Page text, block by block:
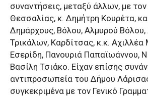
συναντήσεις, μεταξύ άλλων, με
Θεσσαλίας, κ. Δημήτρη Κουρέτα,
Δημάρχους, Βόλου, Αλμυρού Βόλου,
Τρικάλων, Καρδίτσας, κ.κ.
Εσερίδη, Πανουριά Παπαϊωάννου,
Βασίλη Τσιάκο. Είχαν επίσης
αντιπροσωπεία του Δήμου
συγκεκριμένα με τον Γενικό